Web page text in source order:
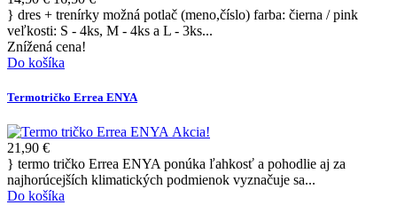
} dres + trenírky možná potlač (meno,číslo) farba: čierna / pink
veľkosti: S - 4ks, M - 4ks a L - 3ks...
Znížená cena!
Do košíka
Termotričko Errea ENYA
Akcia!
21,90 €
} termo tričko Errea ENYA ponúka ľahkosť a pohodlie aj za
najhorúcejších klimatických podmienok vyznačuje sa...
Do košíka